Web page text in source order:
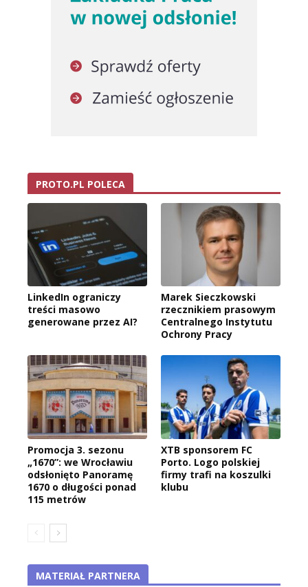
PROTO.PL POLECA
LinkedIn ograniczy
treści masowo
generowane przez AI?
Marek Sieczkowski
rzecznikiem prasowym
Centralnego Instytutu
Ochrony Pracy
Promocja 3. sezonu
„1670”: we Wrocławiu
odsłonięto Panoramę
1670 o długości ponad
115 metrów
XTB sponsorem FC
Porto. Logo polskiej
firmy trafi na koszulki
klubu
MATERIAŁ PARTNERA